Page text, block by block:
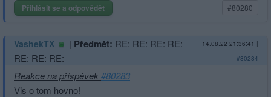
Přihlásit se a odpovědět #80280
VashekTX | Předmět: RE: RE: RE: RE:
RE: RE: RE:
14.08.22 21:36:41 |
#80284
Reakce na příspěvek#80283
Vis o tom hovno!